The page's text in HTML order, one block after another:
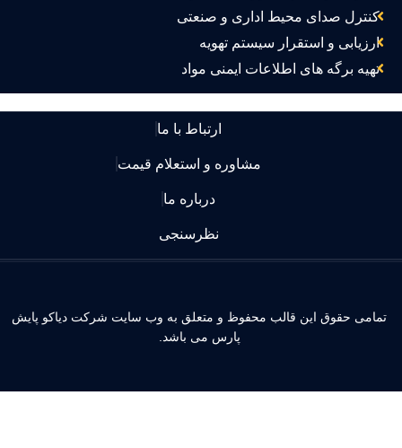
کنترل صدای محیط اداری و صنعتی
ارزیابی و استقرار سیستم تهویه
تهیه برگه های اطلاعات ایمنی مواد
ارتباط با ما
مشاوره و استعلام قیمت
درباره ما
نظرسنجی
حقوق این قالب محفوظ و متعلق به وب سایت شرکت دیاکو پایش
پارس می باشد.